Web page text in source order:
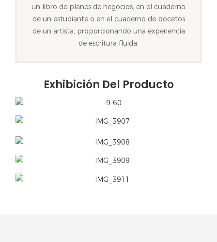
un libro de planes de negocios, en el cuaderno
de un estudiante o en el cuaderno de bocetos
de un artista, proporcionando una experiencia
de escritura fluida.
Exhibición Del Producto